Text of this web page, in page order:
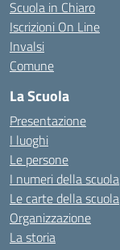
Scuola in Chiaro
Iscrizioni On Line
Invalsi
Comune
La Scuola
Presentazione
I luoghi
Le persone
I numeri della scuola
Le carte della scuola
Organizzazione
La storia